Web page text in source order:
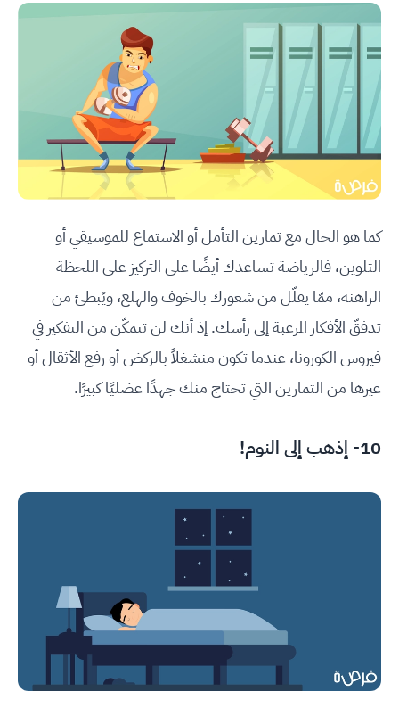
كما هو الحال مع تمارين التأمل أو الاستماع للموسيقي أو
التلوين، فالرياضة تساعدك أيضًا على التركيز على اللحظة
الراهنة، ممّا يقلّل من شعورك بالخوف والهلع، ويُبطئ من
تدفقّ الأفكار المرعبة إلى رأسك. إذ أنك لن تتمكّن من التفكير في
فيروس الكورونا، عندما تكون منشغلاً بالركض أو رفع الأثقال أو
غيرها من التمارين التي تحتاج منك جهدًا عضليًا كبيرًا.
10- إذهب إلى النوم!